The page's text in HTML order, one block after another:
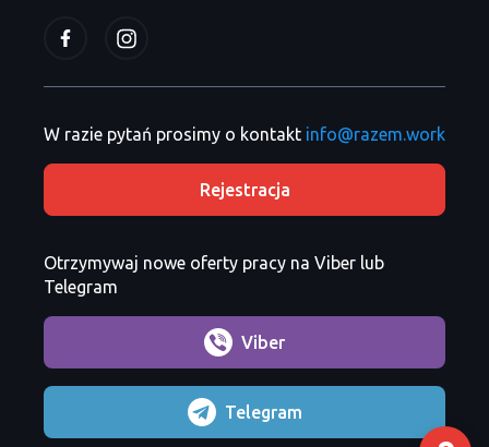
W razie pytań prosimy o kontakt info@razem.work
Rejestracja
Otrzymywaj nowe oferty pracy na Viber lub
Telegram
Viber
Telegram